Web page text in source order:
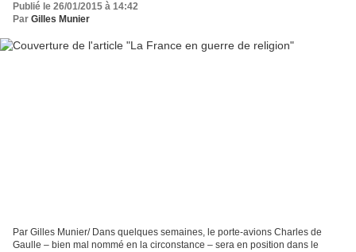
Publié le 26/01/2015 à 14:42
Par Gilles Munier
Par Gilles Munier/ Dans quelques semaines, le porte-avions Charles de
Gaulle – bien mal nommé en la circonstance – sera en position dans le